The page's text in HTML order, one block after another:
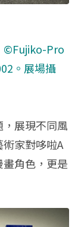
©Fujiko-Pro
。 展場攝
展現不同風
家對哆啦A
角色，更是